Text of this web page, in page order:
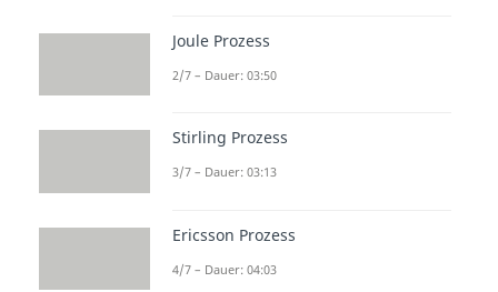
Diesel Prozess
Seiliger Prozess
Joule Prozess
2/7 – Dauer: 03:50
Stirling Prozess
3/7 – Dauer: 03:13
Ericsson Prozess
4/7 – Dauer: 04:03